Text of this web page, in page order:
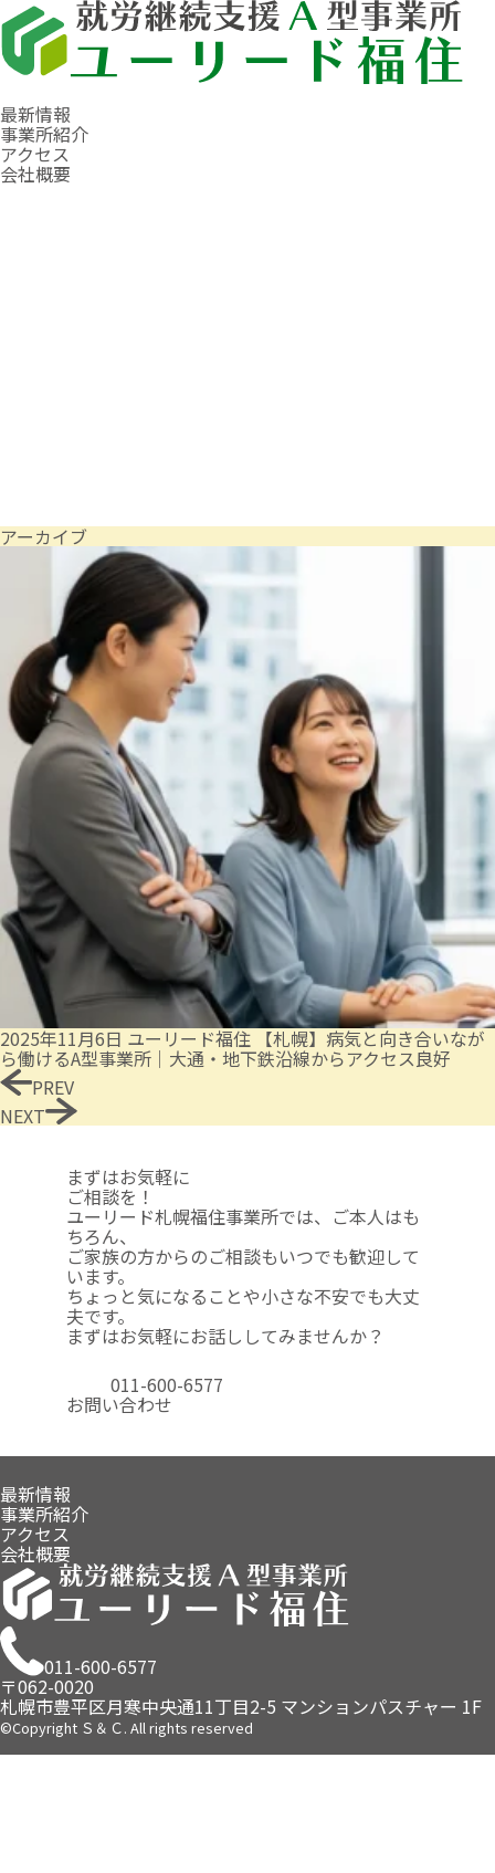
最新情報
事業所紹介
アクセス
会社概要
アーカイブ
2025年11月6日 ユーリード福住 【札幌】病気と向き合いなが
ら働けるA型事業所｜大通・地下鉄沿線からアクセス良好
PREV
NEXT
まずはお気軽に
ご相談を！
ユーリード札幌福住事業所では、ご本人はも
ちろん、
ご家族の方からのご相談もいつでも歓迎して
います。
ちょっと気になることや小さな不安でも大丈
夫です。
まずはお気軽にお話ししてみませんか？
011-600-6577
お問い合わせ
最新情報
事業所紹介
アクセス
会社概要
011-600-6577
〒062-0020
札幌市豊平区月寒中央通11丁目2-5 マンションパスチャー 1F
©Copyright Ｓ＆Ｃ. All rights reserved